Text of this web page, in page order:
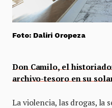
Foto: Daliri Oropeza
Don Camilo, el
archivo-tesoro en su
La violencia, las drogas, la